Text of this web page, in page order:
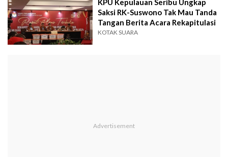
KPU Kepulauan Seribu Ungkap
Saksi RK-Suswono Tak Mau Tanda
Tangan Berita Acara Rekapitulasi
KOTAK SUARA